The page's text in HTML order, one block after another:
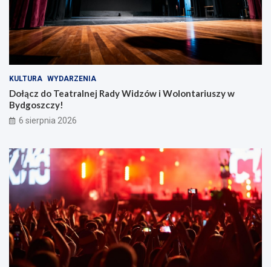
KULTURA WYDARZENIA
Dołącz do Teatralnej Rady Widzów i Wolontariuszy w
Bydgoszczy!
6 sierpnia 2026